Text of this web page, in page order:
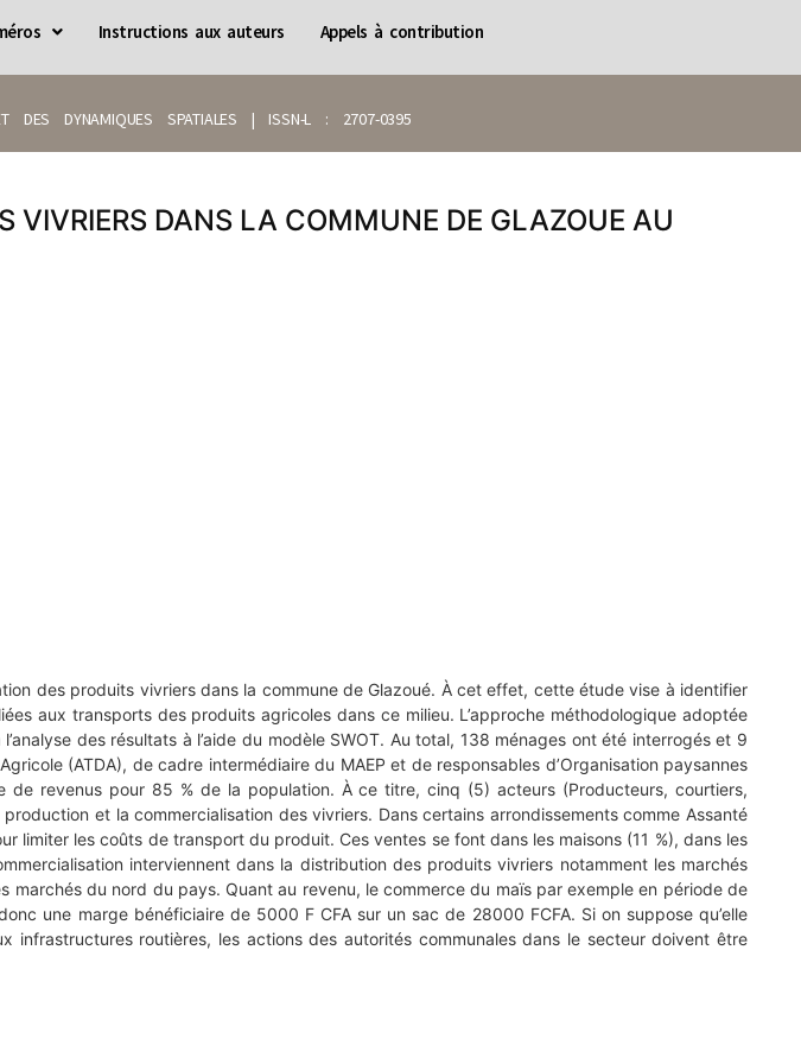
Instructions aux auteurs Appels à contribution
DES DYNAMIQUES SPATIALES | ISSN-L : 2707-0395
VIVRIERS DANS LA COMMUNE DE GLAZOUE AU
des produits vivriers dans la commune de Glazoué. À cet effet, cette étude vise à identifier
aux transports des produits agricoles dans ce milieu. L’approche méthodologique adoptée
des résultats à l’aide du modèle SWOT. Au total, 138 ménages ont été interrogés et 9
(ATDA), de cadre intermédiaire du MAEP et de responsables d’Organisation paysannes
revenus pour 85 % de la population. À ce titre, cinq (5) acteurs (Producteurs, courtiers,
et la commercialisation des vivriers. Dans certains arrondissements comme Assanté
les coûts de transport du produit. Ces ventes se font dans les maisons (11 %), dans les
interviennent dans la distribution des produits vivriers notamment les marchés
du nord du pays. Quant au revenu, le commerce du maïs par exemple en période de
une marge bénéficiaire de 5000 F CFA sur un sac de 28000 FCFA. Si on suppose qu’elle
routières, les actions des autorités communales dans le secteur doivent être